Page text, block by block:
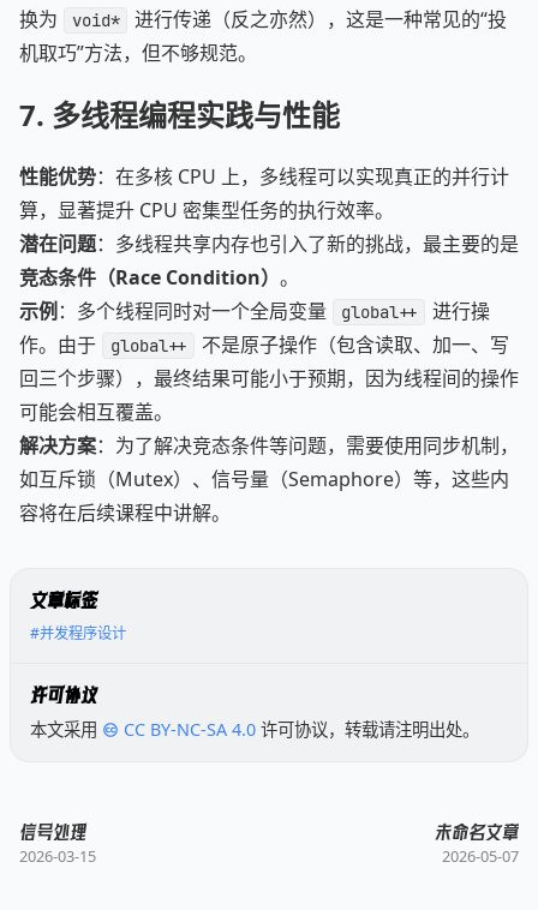
换为
void*
进行传递（反之亦然），这是一种常见的“投
机取巧”方法，但不够规范。
7. 多线程编程实践与性能
性能优势：在多核 CPU 上，多线程可以实现真正的并行计
算，显著提升 CPU 密集型任务的执行效率。
潜在问题：多线程共享内存也引入了新的挑战，最主要的是
竞态条件（Race Condition） 。
示例 ：多个线程同时对一个全局变量 global++
进行操
作。由于
global++
不是原子操作（包含读取、加一、写
回三个步骤），最终结果可能小于预期，因为线程间的操作
可能会相互覆盖。
解决方案：为了解决竞态条件等问题，需要使用同步机制，
如互斥锁（Mutex）、信号量（Semaphore）等，这些内
容将在后续课程中讲解。
文章标签
#并发程序设计
许可协议
本文采用 CC BY-NC-SA 4.0 许可协议，转载请注明出处。
信号处理
2026-03-15
未命名文章
2026-05-07